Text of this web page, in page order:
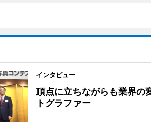
インタビュー
頂点に立ちながらも業界の
トグラファー